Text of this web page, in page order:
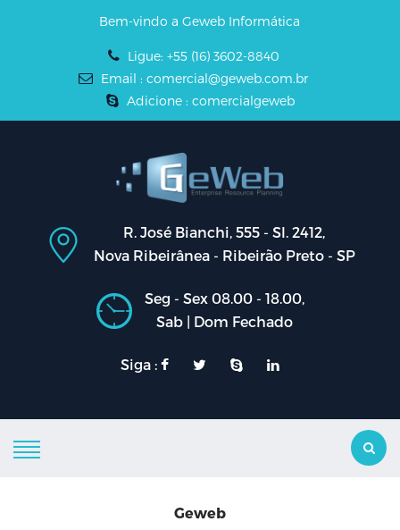
Bem-vindo a Geweb Informática
Ligue: +55 (16) 3602-8840
Email : comercial@geweb.com.br
Adicione : comercialgeweb
R. José Bianchi, 555 - Sl. 2412,
Nova Ribeirânea - Ribeirão Preto - SP
Seg - Sex 08.00 - 18.00,
Sab | Dom Fechado
Siga :
Geweb